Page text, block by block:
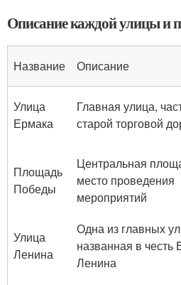
Описание каждой улицы и
Название Описание
Улица
Ермака
Главная улица,
старой торговой
Площадь
Победы
Центральная
место проведения
мероприятий
Улица
Ленина
Одна из главных
названная в честь
Ленина